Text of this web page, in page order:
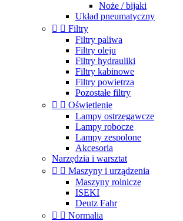
Noże / bijaki
Układ pneumatyczny
  Filtry
Filtry paliwa
Filtry oleju
Filtry hydrauliki
Filtry kabinowe
Filtry powietrza
Pozostałe filtry
  Oświetlenie
Lampy ostrzegawcze
Lampy robocze
Lampy zespolone
Akcesoria
Narzędzia i warsztat
  Maszyny i urządzenia
Maszyny rolnicze
ISEKI
Deutz Fahr
  Normalia